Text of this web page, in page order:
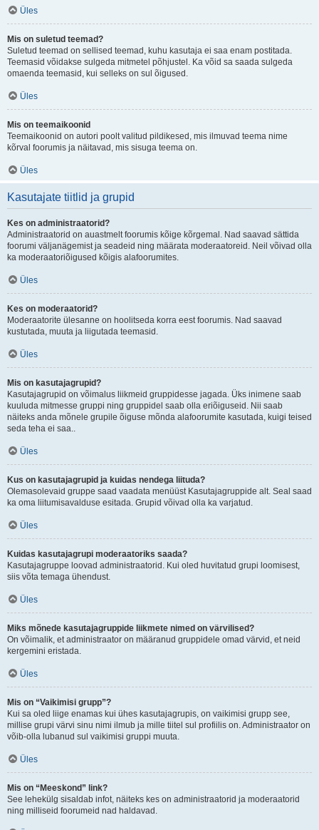
Üles
Mis on suletud teemad?
Suletud teemad on sellised teemad, kuhu kasutaja ei saa enam postitada.
Teemasid võidakse sulgeda mitmetel põhjustel. Ka võid sa saada sulgeda
omaenda teemasid, kui selleks on sul õigused.
Üles
Mis on teemaikoonid
Teemaikoonid on autori poolt valitud pildikesed, mis ilmuvad teema nime
kõrval foorumis ja näitavad, mis sisuga teema on.
Üles
Kasutajate tiitlid ja grupid
Kes on administraatorid?
Administraatorid on auastmelt foorumis kõige kõrgemal. Nad saavad sättida
foorumi väljanägemist ja seadeid ning määrata moderaatoreid. Neil võivad olla
ka moderaatoriõigused kõigis alafoorumites.
Üles
Kes on moderaatorid?
Moderaatorite ülesanne on hoolitseda korra eest foorumis. Nad saavad
kustutada, muuta ja liigutada teemasid.
Üles
Mis on kasutajagrupid?
Kasutajagrupid on võimalus liikmeid gruppidesse jagada. Üks inimene saab
kuuluda mitmesse gruppi ning gruppidel saab olla eriõiguseid. Nii saab
näiteks anda mõnele grupile õiguse mõnda alafoorumite kasutada, kuigi teised
seda teha ei saa..
Üles
Kus on kasutajagrupid ja kuidas nendega liituda?
Olemasolevaid gruppe saad vaadata menüüst Kasutajagruppide alt. Seal saad
ka oma liitumisavalduse esitada. Grupid võivad olla ka varjatud.
Üles
Kuidas kasutajagrupi moderaatoriks saada?
Kasutajagruppe loovad administraatorid. Kui oled huvitatud grupi loomisest,
siis võta temaga ühendust.
Üles
Miks mõnede kasutajagruppide liikmete nimed on värvilised?
On võimalik, et administraator on määranud gruppidele omad värvid, et neid
kergemini eristada.
Üles
Mis on “Vaikimisi grupp”?
Kui sa oled liige enamas kui ühes kasutajagrupis, on vaikimisi grupp see,
millise grupi värvi sinu nimi ilmub ja mille tiitel sul profiilis on. Administraator on
võib-olla lubanud sul vaikimisi gruppi muuta.
Üles
Mis on “Meeskond” link?
See lehekülg sisaldab infot, näiteks kes on administraatorid ja moderaatorid
ning milliseid foorumeid nad haldavad.